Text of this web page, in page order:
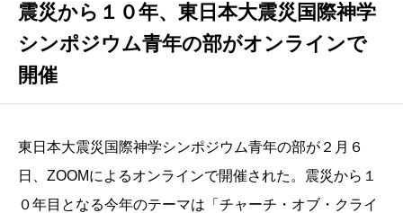
震災から１０年、東日本大震災国際神学
シンポジウム青年の部がオンラインで
開催
東日本大震災国際神学シンポジウム青年の部が２月６
日、ZOOMによるオンラインで開催された。震災から１
０年目となる今年のテーマは「チャーチ・オブ・クライ